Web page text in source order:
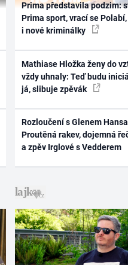
Prima představila podzim:
Prima sport, vrací se
i nové kriminálky
Mathiase Hložka ženy do
vždy uhnaly: Teď budu
já, slibuje zpěvák
Rozloučení s Glenem
Proutěná rakev, dojemná
a zpěv Irglové s Vedderem